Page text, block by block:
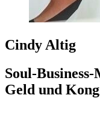
Cindy Altig
Soul-
Geld und